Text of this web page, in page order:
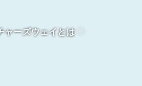
ャーズウェイとは